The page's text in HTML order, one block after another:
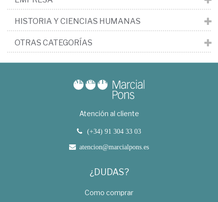
HISTORIA Y CIENCIAS HUMANAS
OTRAS CATEGORÍAS
Atención al cliente
(+34) 91 304 33 03
atencion@marcialpons.es
¿DUDAS?
Como comprar